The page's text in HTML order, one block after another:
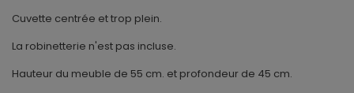
Cuvette centrée et trop plein.
La robinetterie n'est pas incluse.
Hauteur du meuble de 55 cm. et profondeur de 45 cm.